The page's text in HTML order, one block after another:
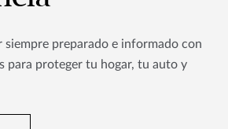
siempre preparado e informado con
para proteger tu hogar, tu auto y